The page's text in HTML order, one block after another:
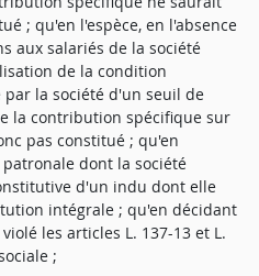
; qu'en l'espèce, en l'absence
aux salariés de la société
de la condition
la société d'un seuil de
la contribution spécifique sur
pas constitué ; qu'en
dont la société
d'un indu dont elle
intégrale ; qu'en décidant
les articles L. 137-13 et L.
;